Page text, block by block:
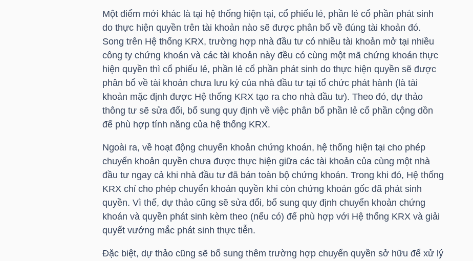
Một điểm mới khác là tại hệ thống hiện tại, cổ phiếu lẻ, phần lẻ cổ phần phát sinh
do thực hiện quyền trên tài khoản nào sẽ được phân bổ về đúng tài khoản đó.
Song trên Hệ thống KRX, trường hợp nhà đầu tư có nhiều tài khoản mở tại nhiều
công ty chứng khoán và các tài khoản này đều có cùng một mã chứng khoán thực
hiện quyền thì cổ phiếu lẻ, phần lẻ cổ phần phát sinh do thực hiện quyền sẽ được
phân bổ về tài khoản chưa lưu ký của nhà đầu tư tại tổ chức phát hành (là tài
khoản mặc định được Hệ thống KRX tạo ra cho nhà đầu tư). Theo đó, dự thảo
thông tư sẽ sửa đổi, bổ sung quy định về việc phân bổ phần lẻ cổ phần cộng dồn
để phù hợp tính năng của hệ thống KRX.
Ngoài ra, về hoạt động chuyển khoản chứng khoán, hệ thống hiện tại cho phép
chuyển khoản quyền chưa được thực hiện giữa các tài khoản của cùng một nhà
đầu tư ngay cả khi nhà đầu tư đã bán toàn bộ chứng khoán. Trong khi đó, Hệ thống
KRX chỉ cho phép chuyển khoản quyền khi còn chứng khoán gốc đã phát sinh
quyền. Vì thế, dự thảo cũng sẽ sửa đổi, bổ sung quy định chuyển khoản chứng
khoán và quyền phát sinh kèm theo (nếu có) để phù hợp với Hệ thống KRX và giải
quyết vướng mắc phát sinh thực tiễn.
Đặc biệt, dự thảo cũng sẽ bổ sung thêm trường hợp chuyển quyền sở hữu để xử lý